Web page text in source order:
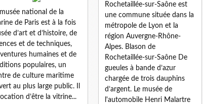
Rochetaillée-sur-Saône est
une commune située dans la
métropole de Lyon et la
région Auvergne-Rhône-
Alpes. Blason de
Rochetaillée-sur-Saône De
gueules à bande d’azur
chargée de trois dauphins
d’argent. Le musée de
l'automobile Henri Malartre
musée national de la
de Paris est à la fois
d’art et d’histoire, de
et de techniques,
humaines et de
populaires, un
de culture maritime
au plus large public. Il
d’être la vitrine...